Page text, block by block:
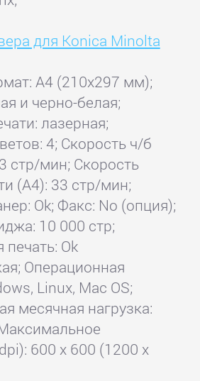
для Konica Minolta
A4 (210x297 мм);
и черно-белая;
лазерная;
4; Скорость ч/б
стр/мин; Скорость
(А4): 33 стр/мин;
Ok; Факс: No (опция);
10 000 стр;
Ok
Операционная
Linux, Mac OS;
месячная нагрузка:
600 x 600 (1200 x